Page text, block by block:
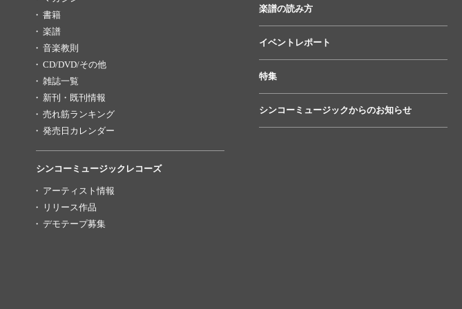
書籍
楽譜
音楽教則
CD/DVD/その他
雑誌一覧
新刊・既刊情報
売れ筋ランキング
発売日カレンダー
シンコーミュージックレコーズ
アーティスト情報
リリース作品
デモテープ募集
楽譜の読み方
イベントレポート
特集
シンコーミュージックからのお知らせ